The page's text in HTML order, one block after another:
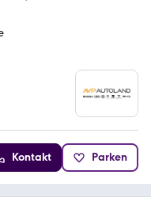
Kontakt Parken